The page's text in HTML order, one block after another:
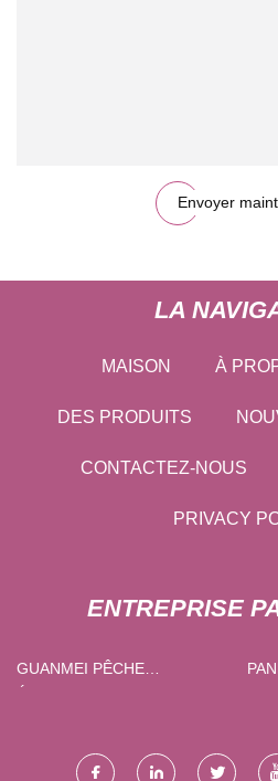
Envoyer
LA
MAISON À
DES PRODUITS
CONTACTEZ-NOUS
PRIVACY
ENTREPRISE
GUANMEI PÊCHE